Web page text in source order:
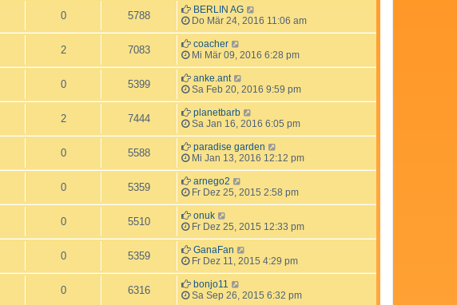
0 5788
BERLIN AG
Do Mär 24, 2016 11:06 am
2 7083
coacher
Mi Mär 09, 2016 6:28 pm
0 5399
anke.ant
Sa Feb 20, 2016 9:59 pm
2 7444
planetbarb
Sa Jan 16, 2016 6:05 pm
0 5588
paradise garden
Mi Jan 13, 2016 12:12 pm
0 5359
arnego2
Fr Dez 25, 2015 2:58 pm
0 5510
onuk
Fr Dez 25, 2015 12:33 pm
0 5359
GanaFan
Fr Dez 11, 2015 4:29 pm
0 6316
bonjo11
Sa Sep 26, 2015 6:32 pm